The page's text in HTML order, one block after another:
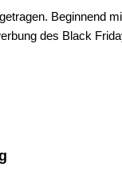
Beginnend
des Black